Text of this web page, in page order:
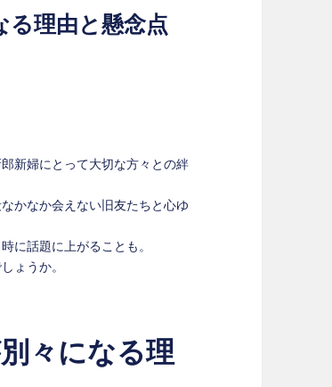
る理由と懸念点
新婦にとって大切な方々との絆
かなか会えない旧友たちと心ゆ
に話題に上がることも。
ょうか。
々になる理